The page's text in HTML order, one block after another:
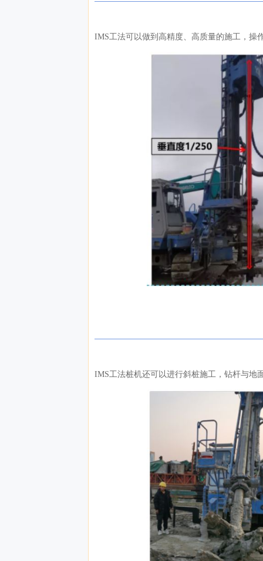
IMS工法可以做到高精度、高质量的施工，操
IMS工法桩机还可以进行斜桩施工，钻杆与地